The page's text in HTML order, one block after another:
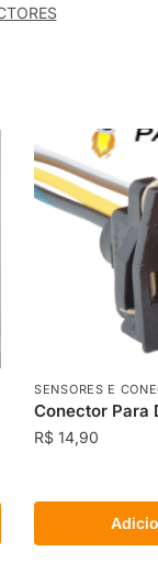
SENSORES E
Conector Para
R$ 14,90